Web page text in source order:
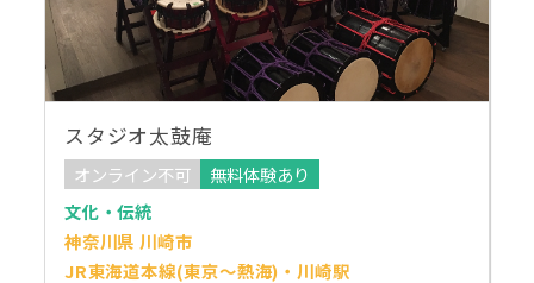
スタジオ太鼓庵
オンライン不可
無料体験あり
文化・伝統
神奈川県 川崎市
JR東海道本線(東京～熱海)・川崎駅